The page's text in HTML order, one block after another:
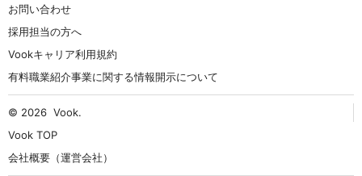
お問い合わせ
採用担当の方へ
Vookキャリア利用規約
有料職業紹介事業に関する情報開示について
© 2026 Vook.
Vook TOP
会社概要（運営会社）